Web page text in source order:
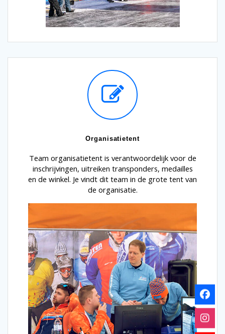
Organisatietent
Team organisatietent is verantwoordelijk voor de
inschrijvingen, uitreiken transponders, medailles
en de winkel. Je vindt dit team in de grote tent van
de organisatie.